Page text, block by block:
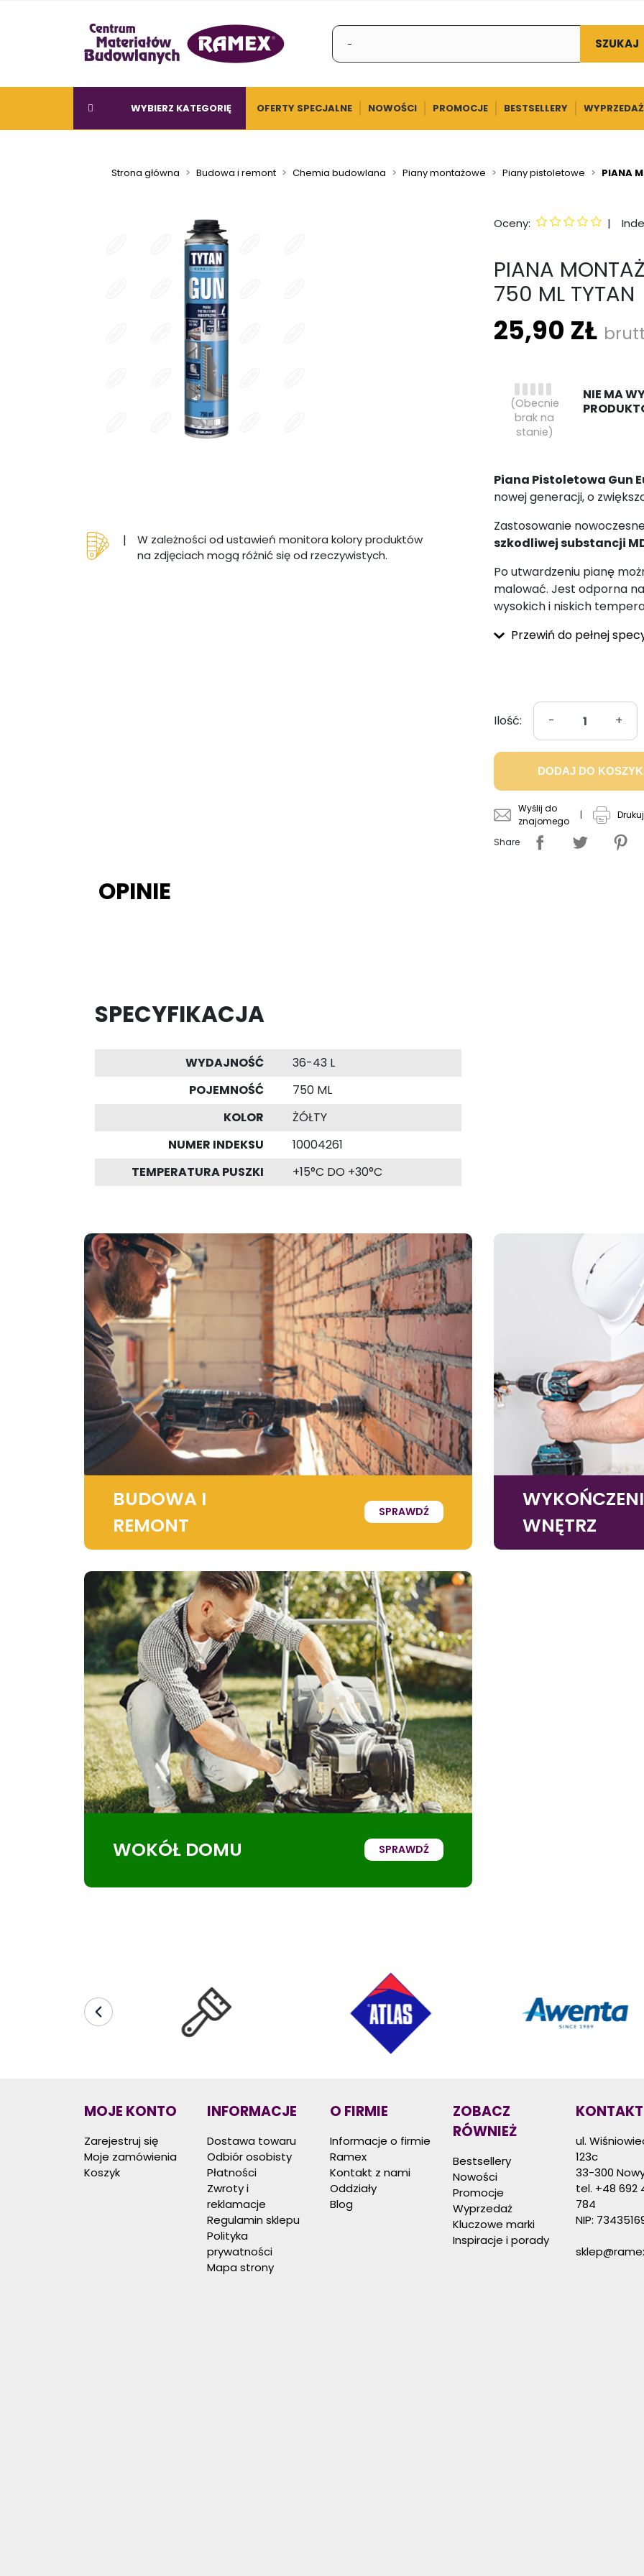
SZUKAJ
WYBIERZ KATEGORIĘ OFERTY SPECJALNE NOWOŚCI PROMOCJE BESTSELLERY WYPRZEDAŻ
Strona główna Budowa i remont Chemia budowlana Piany montażowe Piany pistoletowe PIANA
|
W zależności od ustawień monitora kolory produktów
na zdjęciach mogą różnić się od rzeczywistych.
Oceny: |
PIANA
750 ML TYTAN
25,90 ZŁ
NIE MA
(Obecnie
brak na
stanie)
Piana Pistoletowa Gun
nowej generacji, o
Zastosowanie
szkodliwej substancji
Po utwardzeniu pianę
malować. Jest odporna
wysokich i niskich
Przewiń do pełnej
Ilość: - +
DODAJ DO
Wyślij do
znajomego
| Drukuj
Share
OPINIE
SPECYFIKACJA
WYDAJNOŚĆ
36-43 L
POJEMNOŚĆ
750 ML
KOLOR
ŻÓŁTY
NUMER INDEKSU
10004261
TEMPERATURA PUSZKI
+15°C DO +30°C
BUDOWA I
REMONT
SPRAWDŹ
WNĘTRZ
WOKÓŁ DOMU SPRAWDŹ
MOJE KONTO
Zarejestruj się
Moje zamówienia
Koszyk
INFORMACJE
Dostawa towaru
Odbiór osobisty
Płatności
Zwroty i
reklamacje
Regulamin sklepu
Polityka
prywatności
Mapa strony
O FIRMIE
Informacje o firmie
Ramex
Kontakt z nami
Oddziały
Blog
ZOBACZ
RÓWNIEŻ
Bestsellery
Nowości
Promocje
Wyprzedaż
Kluczowe marki
Inspiracje i porady
KONTAKT
ul.
123c
33-300
tel. +48 692
784
NIP: